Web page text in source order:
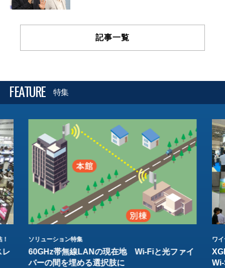
記事一覧
FEATURE 特集
レ
ソリューション特集
60GHz帯無線LANの現在地 Wi-Fiと光ファイ
バーの間を埋める選択肢に
ワ